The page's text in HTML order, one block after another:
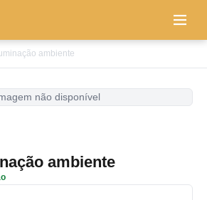
ambiente
não disponível
ambiente